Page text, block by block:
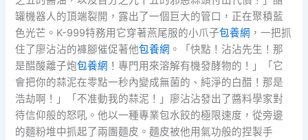
罐機器人的頂端裂開，露出了一個巨大的管口，正在聚積藍
色光芒。K-999特務用它穿著燕尾服的小爪子包養網 ，一把抓
住了廖沾沾的褲腳催促著他包養網 。「快點！沾沾先生！那
是醋酸離子炮包養網 ！專門用來溶解有機發酵物的！」「它
會把你的蒜泥在零點一秒內變成無菌的、純淨的白醋！那是
浩劫啊！」「不准動我的蒜泥！」廖沾沾發出了醬料學家對
待信仰般的怒吼。他以一種專業包水餃的極限速度，從旁邊
的麵粉堆中抓起了兩團麵皮。麵皮被他用氣功般的捏製手